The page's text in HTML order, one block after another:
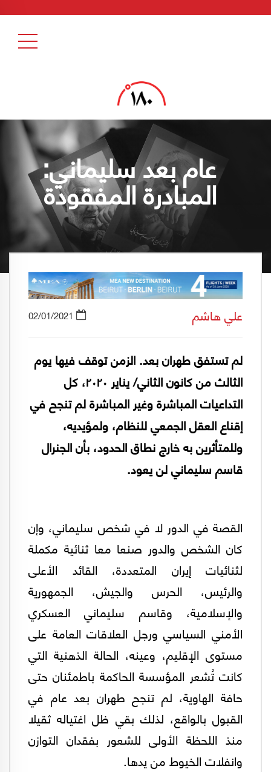
عام بعد سليماني:
المبادرة المفقودة
علي هاشم 02/01/2021
لم تستفق طهران بعد. الزمن توقف فيها يوم
الثالث من كانون الثاني/ يناير ٢٠٢٠، كل
التداعيات المباشرة وغير المباشرة لم تنجح في
إقناع العقل الجمعي للنظام، ولمؤيديه،
وللمتأثرين به خارج نطاق الحدود، بأن الجنرال
قاسم سليماني لن يعود.
القصة في الدور لا في شخص سليماني، وإن
كان الشخص والدور صنعا معا ثنائية مكملة
لثنائيات إيران المتعددة، القائد الأعلى
والرئيس، الحرس والجيش، الجمهورية
والإسلامية، وقاسم سليماني العسكري
الأمني السياسي ورجل العلاقات العامة على
مستوى الإقليم، وعينه، الحالة الذهنية التي
كانت تُشعر المؤسسة الحاكمة باطمئنان حتى
حافة الهاوية، لم تنجح طهران بعد عام في
القبول بالواقع، لذلك بقي ظل اغتياله ثقيلا
منذ اللحظة الأولى للشعور بفقدان التوازن
وانفلات الخيوط من يدها.